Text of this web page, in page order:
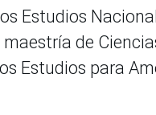
Estudios
de
Estudios para